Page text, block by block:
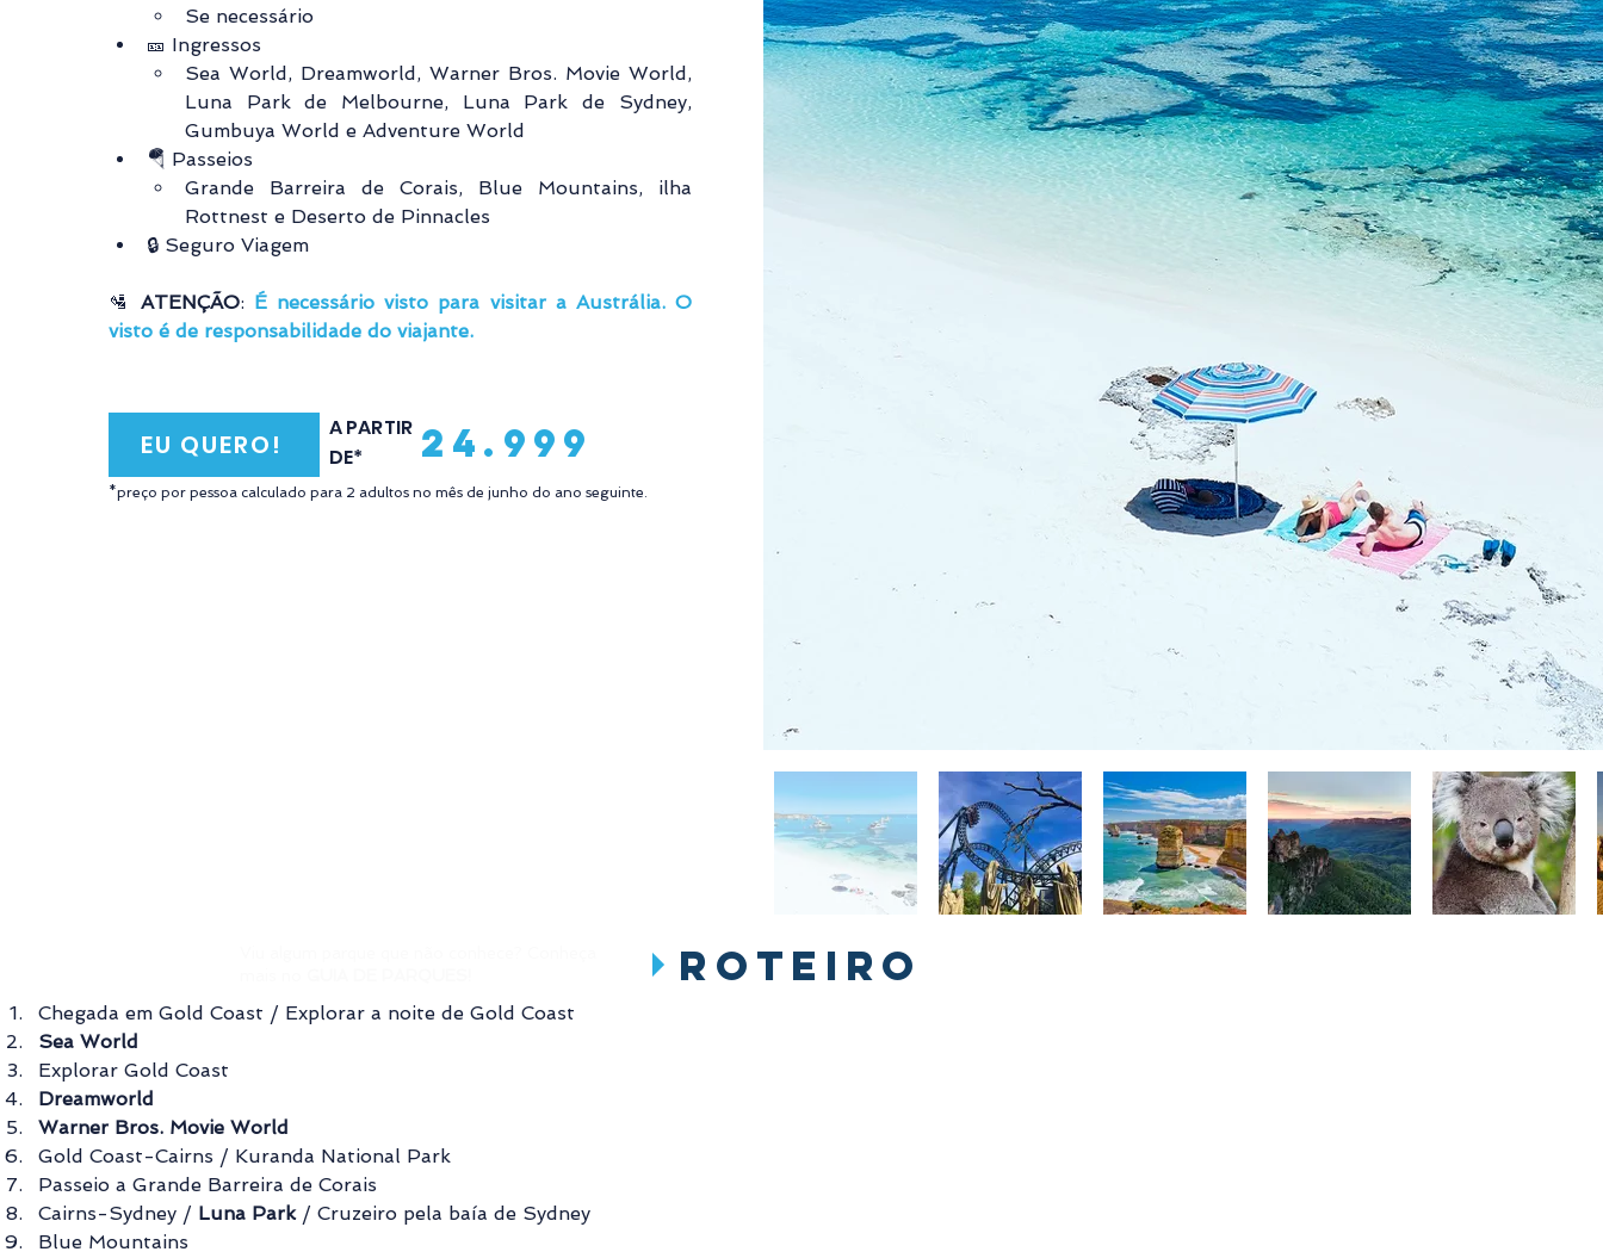
Se necessário
🎫 Ingressos
Sea World, Dreamworld, Warner Bros. Movie World,
Luna Park de Melbourne, Luna Park de Sydney,
Gumbuya World e Adventure World
🪂 Passeios
Grande Barreira de Corais, Blue Mountains, ilha
Rottnest e Deserto de Pinnacles
🔒 Seguro Viagem
🛂 ATENÇÃO: É necessário visto para visitar a Austrália. O
visto é de responsabilidade do viajante.
EU QUERO!
A PARTIR
DE*
24.999
*preço por pessoa calculado para 2 adultos no mês de junho do ano seguinte.
ROTEIRO
Chegada em Gold Coast / Explorar a noite de Gold Coast
Sea World
Explorar Gold Coast
Dreamworld
Warner Bros. Movie World
Gold Coast-Cairns / Kuranda National Park
Passeio a Grande Barreira de Corais
Cairns-Sydney / Luna Park / Cruzeiro pela baía de Sydney
Blue Mountains